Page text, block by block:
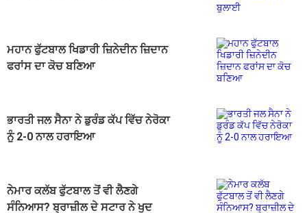
ਮਹਾਨ ਫੁੱਟਬਾਲ ਖਿਡਾਰੀ ਜ਼ਿਨੇਦੀਨ ਜ਼ਿਦਾਨ
ਫਰਾਂਸ ਦਾ ਕੋਚ ਬਣਿਆ
ਭਾਰਤੀ ਜਲ ਸੈਨਾ ਨੇ ਡੁਰੰਡ ਕੱਪ ਵਿੱਚ ਨੇਰੋਕਾ
ਨੂੰ 2-0 ਨਾਲ ਹਰਾਇਆ
ਨੇਮਾਰ ਕਲੱਬ ਫੁੱਟਬਾਲ ਤੋਂ ਵੀ ਲੈਣਗੇ
ਸੰਨਿਆਸ? ਬ੍ਰਾਜ਼ੀਲ ਦੇ ਸਟਾਰ ਨੇ ਖੁਦ